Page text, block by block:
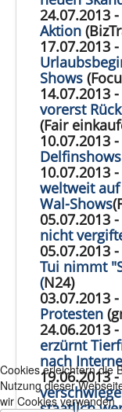
24.07.2013 -
Aktion
17.07.2013 -
Shows
14.07.2013 -
vorerst
(Fair
10.07.2013 -
Delfinshows
10.07.2013 -
weltweit
Wal-Shows
05.07.2013 -
nicht
05.07.2013 -
Tui nimmt
(N24)
03.07.2013 -
Protesten
24.06.2013 -
erzürnt
nach
19.06.2013 -
staatlich
Cookies erleichtern die
Nutzung dieser
wir Cookies verwenden